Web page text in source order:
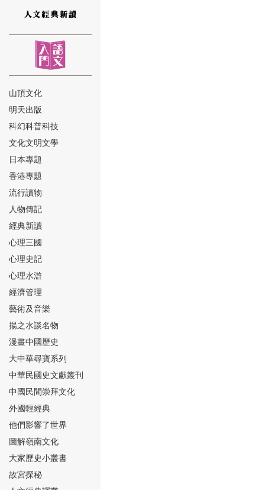
⑫
⑬
⑭
⑮
⑯
⑰
山頂文化
明天出版
科幻科普科技
文化文明文學
日本專題
香港專題
流行讀物
人物傳記
經典新讀
心理三國
心理史記
心理水滸
經濟管理
藝術及音樂
揚之水談名物
漫畫中國歷史
大中華尋寶系列
中華民國史文獻叢刊
中國民間崇拜文化
外國輕經典
他們影響了世界
圖解嶺南文化
大家歷史小叢書
故宮探秘